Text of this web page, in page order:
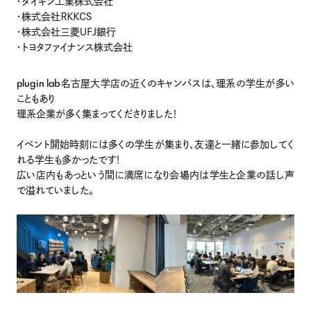
・株式会社ＲＫＫＣＳ
・株式会社三菱ＵＦＪ銀行
・トヨタファイナンス株式会社
plugin lab名古屋大学店の近くのキャンパスは、理系の学生が多い
こともあり
理系企業が多く集まってくださりました！
イベント開始時刻には多くの学生が集まり、友達と一緒に参加してく
れる学生も多かったです！
広い店内もあっという間に満席になり会場内は学生と企業の話し声
で溢れていました。